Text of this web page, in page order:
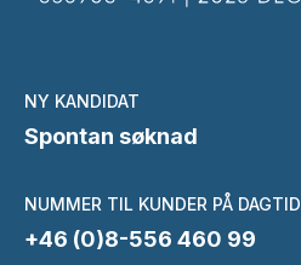
NY KANDIDAT
Spontan søknad
NUMMER TIL KUNDER PÅ DAGTID
+46 (0)8-556 460 99